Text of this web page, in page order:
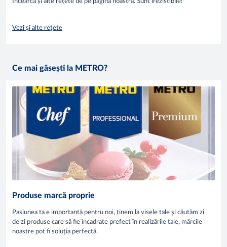
Vezi și alte rețete
Ce mai găsești la METRO?
Produse marcă proprie
Pasiunea ta e importantă pentru noi, ținem la visele tale și căutăm zi
de zi produse care să fie încadrate prefect în realizările tale, mărcile
noastre pot fi soluția perfectă.